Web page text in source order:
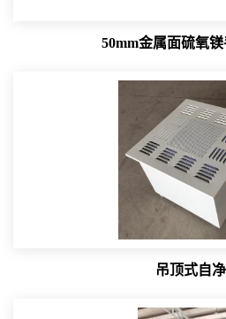
50mm金属面硫氧
吊顶式自